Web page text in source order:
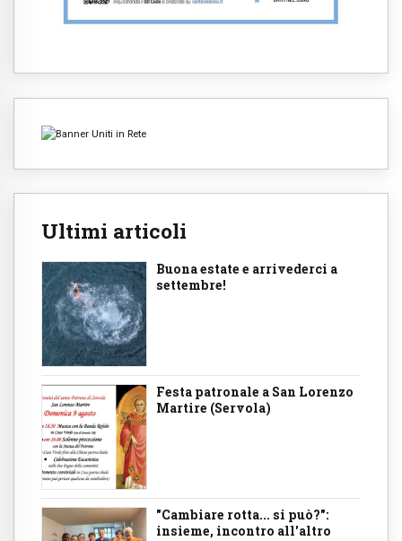
Ultimi articoli
Buona estate e arrivederci a
settembre!
Festa patronale a San Lorenzo
Martire (Servola)
"Cambiare rotta... si può?":
insieme, incontro all'altro